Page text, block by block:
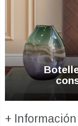
+ Información